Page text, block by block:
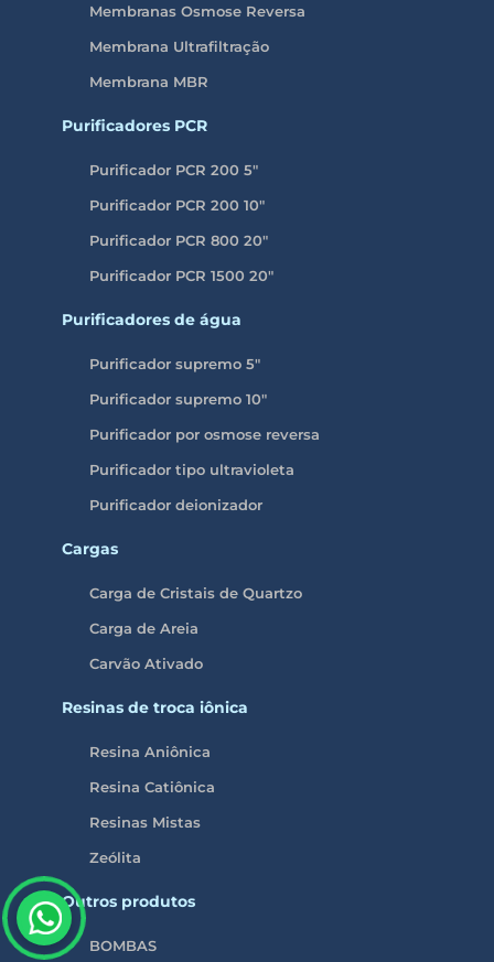
Membranas Osmose Reversa
Membrana Ultrafiltração
Membrana MBR
Purificadores PCR
Purificador PCR 200 5″
Purificador PCR 200 10″
Purificador PCR 800 20″
Purificador PCR 1500 20″
Purificadores de água
Purificador supremo 5″
Purificador supremo 10″
Purificador por osmose reversa
Purificador tipo ultravioleta
Purificador deionizador
Cargas
Carga de Cristais de Quartzo
Carga de Areia
Carvão Ativado
Resinas de troca iônica
Resina Aniônica
Resina Catiônica
Resinas Mistas
Zeólita
Outros produtos
BOMBAS